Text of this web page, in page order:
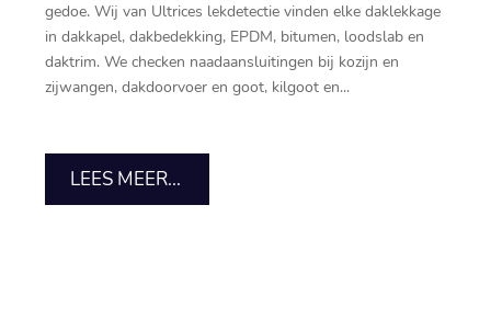
gedoe.​ Wij van Ultrices lekdetectie vinden elke daklekkage
in dakkapel, dakbedekking, EPDM, bitumen, loodslab en
daktrim.​ We checken naadaansluitingen bij kozijn en
zijwangen, dakdoorvoer en goot, kilgoot en...
LEES MEER...